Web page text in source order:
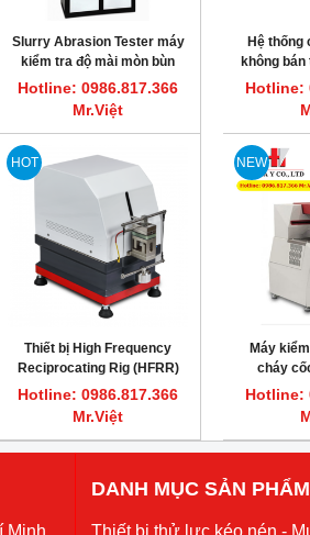
Slurry Abrasion Tester máy
kiểm tra độ mài mòn bùn
Koehler K92800
Hotline: 0986.817.366
Mr.Việt
Hệ thống
không
Hotline:
HOT
Thiết bị High Frequency
Reciprocating Rig (HFRR)
Koehler K43495 đánh giá độ
bôi trơn của nhiên liệu diesel
Hotline: 0986.817.366
Mr.Việt
NEW
Máy
cháy
Cleveland
Hotline:
Minh
DANH MỤC SẢN PHẨM
Thiết bị thử lực kéo nén -